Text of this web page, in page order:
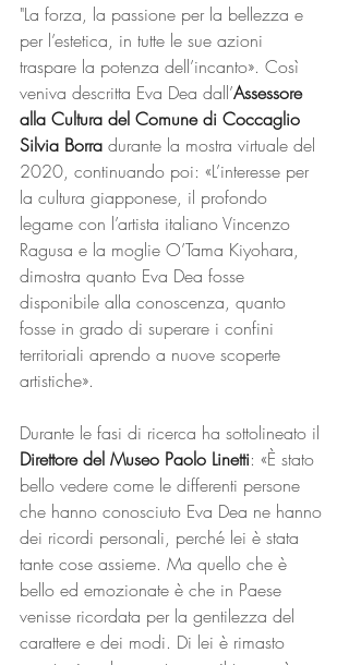
"La forza, la passione per la bellezza e
per l’estetica, in tutte le sue azioni
traspare la potenza dell’incanto». Così
veniva descritta Eva Dea dall’Assessore
alla Cultura del Comune di Coccaglio
Silvia Borra durante la mostra virtuale del
2020, continuando poi: «L’interesse per
la cultura giapponese, il profondo
legame con l’artista italiano Vincenzo
Ragusa e la moglie O’Tama Kiyohara,
dimostra quanto Eva Dea fosse
disponibile alla conoscenza, quanto
fosse in grado di superare i confini
territoriali aprendo a nuove scoperte
artistiche».
Durante le fasi di ricerca ha sottolineato il
Direttore del Museo Paolo Linetti: «È stato
bello vedere come le differenti persone
che hanno conosciuto Eva Dea ne hanno
dei ricordi personali, perché lei è stata
tante cose assieme. Ma quello che è
bello ed emozionate è che in Paese
venisse ricordata per la gentilezza del
carattere e dei modi. Di lei è rimasto